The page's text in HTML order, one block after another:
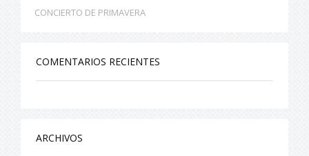
CONCIERTO DE PRIMAVERA
COMENTARIOS RECIENTES
ARCHIVOS